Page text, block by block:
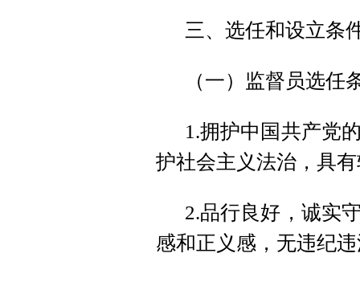
三、选任和设立条
（一）监督员选任
1.拥护中国共产党
护社会主义法治，具
2.品行良好，诚实
感和正义感，无违纪